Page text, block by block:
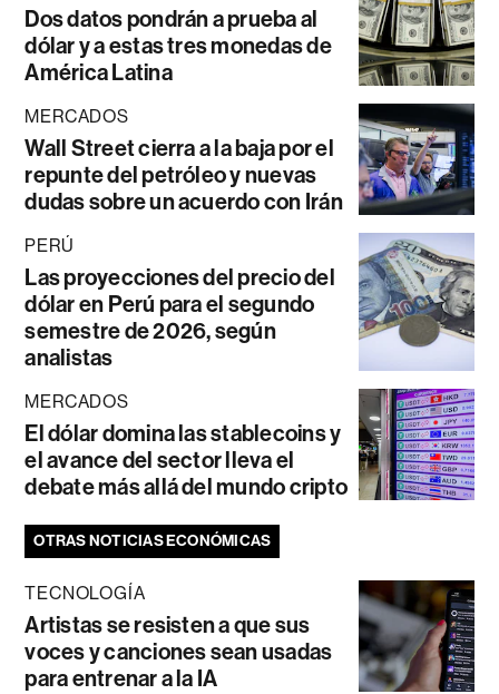
Dos datos pondrán a prueba al
dólar y a estas tres monedas de
América Latina
MERCADOS
Wall Street cierra a la baja por el
repunte del petróleo y nuevas
dudas sobre un acuerdo con Irán
PERÚ
Las proyecciones del precio del
dólar en Perú para el segundo
semestre de 2026, según
analistas
MERCADOS
El dólar domina las stablecoins y
el avance del sector lleva el
debate más allá del mundo cripto
OTRAS NOTICIAS ECONÓMICAS
TECNOLOGÍA
Artistas se resisten a que sus
voces y canciones sean usadas
para entrenar a la IA